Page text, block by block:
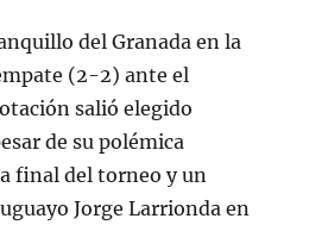
del Granada en la
(2-2) ante el
salió elegido
de su polémica
final del torneo y un
Jorge Larrionda en